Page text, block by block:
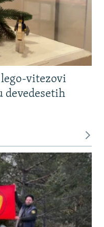
vitezovi
devedesetih